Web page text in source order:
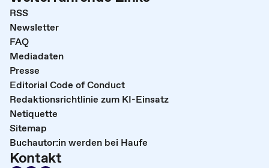
RSS
Newsletter
FAQ
Mediadaten
Presse
Editorial Code of Conduct
Redaktionsrichtlinie zum KI-Einsatz
Netiquette
Sitemap
Buchautor:in werden bei Haufe
Kontakt